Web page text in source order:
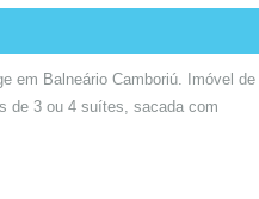
em Balneário Camboriú. Imóvel de
de 3 ou 4 suítes, sacada com